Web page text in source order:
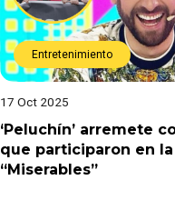
Entretenimiento
17 Oct 2025
‘Peluchín’ arremete
que participaron en
“Miserables”